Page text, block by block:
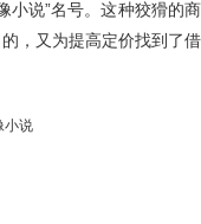
小说”名号。这种狡猾的商
，又为提高定价找到了借